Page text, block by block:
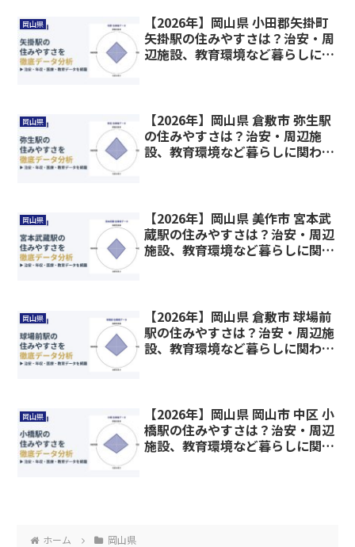
岡山県
【2026年】岡山県 小田郡矢掛町
矢掛駅の住みやすさは？治安・周
辺施設、教育環境など暮らしに関
岡山県
【2026年】岡山県 倉敷市 弥生駅
の住みやすさは？治安・周辺施
設、教育環境など暮らしに関わる
岡山県
【2026年】岡山県 美作市 宮本武
蔵駅の住みやすさは？治安・周辺
施設、教育環境など暮らしに関わ
岡山県
【2026年】岡山県 倉敷市 球場前
駅の住みやすさは？治安・周辺施
設、教育環境など暮らしに関わる
岡山県
【2026年】岡山県 岡山市 中区 小
橋駅の住みやすさは？治安・周辺
施設、教育環境など暮らしに関わ
ホーム 岡山県